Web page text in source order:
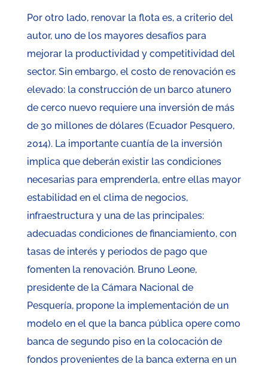
Por otro lado, renovar la flota es, a criterio del
autor, uno de los mayores desafíos para
mejorar la productividad y competitividad del
sector. Sin embargo, el costo de renovación es
elevado: la construcción de un barco atunero
de cerco nuevo requiere una inversión de más
de 30 millones de dólares (Ecuador Pesquero,
2014). La importante cuantía de la inversión
implica que deberán existir las condiciones
necesarias para emprenderla, entre ellas mayor
estabilidad en el clima de negocios,
infraestructura y una de las principales:
adecuadas condiciones de financiamiento, con
tasas de interés y periodos de pago que
fomenten la renovación. Bruno Leone,
presidente de la Cámara Nacional de
Pesquería, propone la implementación de un
modelo en el que la banca pública opere como
banca de segundo piso en la colocación de
fondos provenientes de la banca externa en un